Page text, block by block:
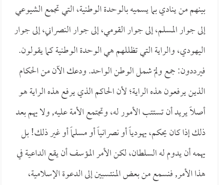
بينهم من ينادي بما يسميه بالوحدة الوطنية، التي تجمع الشيوعي
إلى جوار المسلم، إلى جوار القومي، إلى جوار النصراني، إلى جوار
اليهودي، والراية التي تظللهم هي الوحدة الوطنية كما يقولون.
فيرددون: جمع ولمّ شمل الوطن الواحد. ودعك الآن من الحكام
الذين يرفعون هذه الراية؛ لأن الحاكم الذي يرفع هذه الراية هو
أصلاً يريد أن تستتب الأمور له، وتجتمع الأمة عليه, ولا يهم بعد
ذلك إذا كان يحكم، يهودياً أو نصرانياً أو مسلماً أو غير ذلك! بل
يهمه أن يدوم له السلطان، لكن الأمر المؤسف أن يقع الداعية في
هذا الأمر, فنسمع من بعض المنتسبين إلى الدعوة الإسلامية،